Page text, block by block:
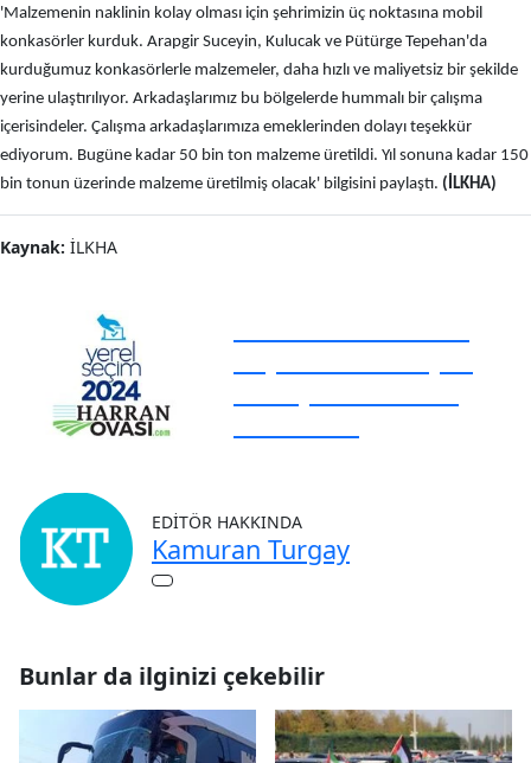
'Malzemenin naklinin kolay olması için şehrimizin üç noktasına mobil
konkasörler kurduk. Arapgir Suceyin, Kulucak ve Pütürge Tepehan'da
kurduğumuz konkasörlerle malzemeler, daha hızlı ve maliyetsiz bir şekilde
yerine ulaştırılıyor. Arkadaşlarımız bu bölgelerde hummalı bir çalışma
içerisindeler. Çalışma arkadaşlarımıza emeklerinden dolayı teşekkür
ediyorum. Bugüne kadar 50 bin ton malzeme üretildi. Yıl sonuna kadar 150
bin tonun üzerinde malzeme üretilmiş olacak' bilgisini paylaştı. (İLKHA)
Kaynak: İLKHA
EDITÖR HAKKINDA
Kamuran Turgay
Bunlar da ilginizi çekebilir